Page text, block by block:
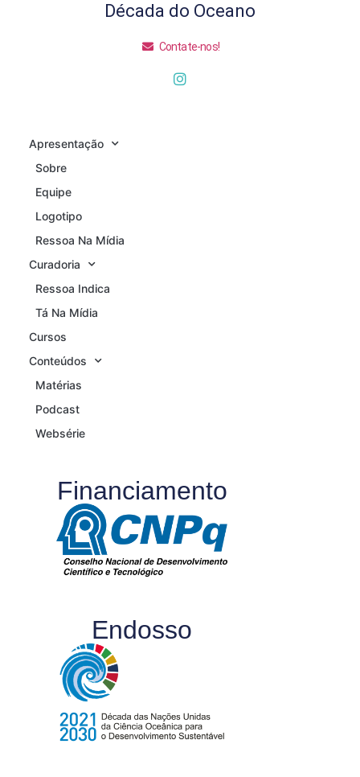
Década do Oceano
Contate-nos!
Apresentação
Sobre
Equipe
Logotipo
Ressoa Na Mídia
Curadoria
Ressoa Indica
Tá Na Mídia
Cursos
Conteúdos
Matérias
Podcast
Websérie
Financiamento
Endosso